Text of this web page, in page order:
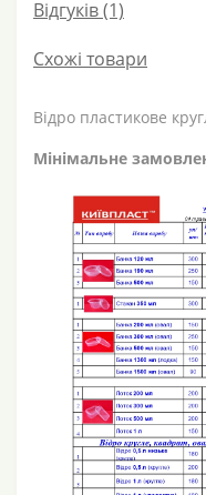
Відгуків (1)
Схожі товари
Відро пластикове
Мінімальне